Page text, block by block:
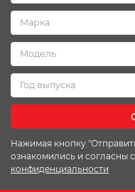
Нажимая кнопку
ознакомились и согласны
конфиденциальности